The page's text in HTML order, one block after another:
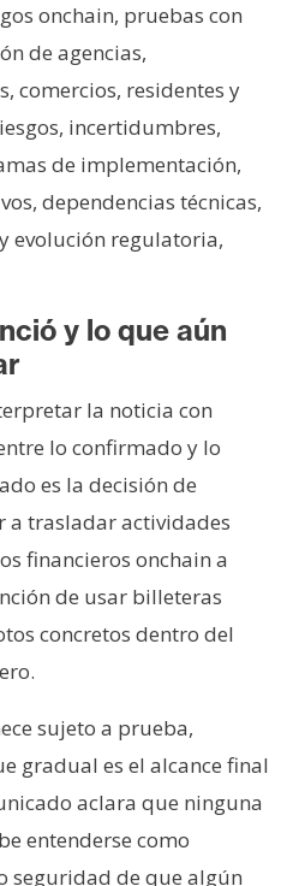
onchain, pruebas con
de agencias,
comercios, residentes y
incertidumbres,
de implementación,
dependencias técnicas,
evolución regulatoria,
y lo que aún
la noticia con
lo confirmado y lo
es la decisión de
a trasladar actividades
financieros onchain a
de usar billeteras
concretos dentro del
sujeto a prueba,
gradual es el alcance final
aclara que ninguna
entenderse como
seguridad de que algún